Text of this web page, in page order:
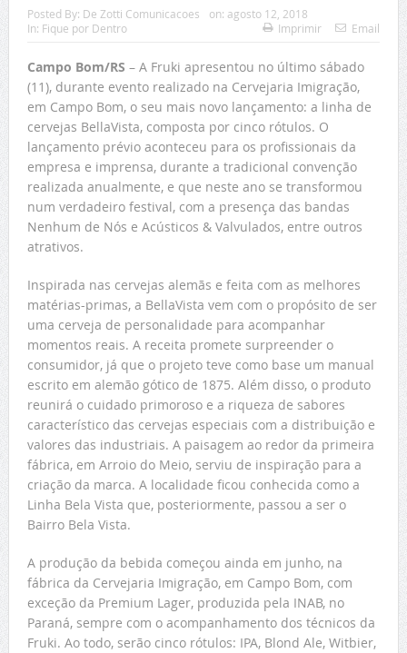
Posted By: De Zotti Comunicacoes on: agosto 12, 2018
In: Fique por Dentro Imprimir Email
Campo Bom/RS – A Fruki apresentou no último sábado
(11), durante evento realizado na Cervejaria Imigração,
em Campo Bom, o seu mais novo lançamento: a linha de
cervejas BellaVista, composta por cinco rótulos. O
lançamento prévio aconteceu para os profissionais da
empresa e imprensa, durante a tradicional convenção
realizada anualmente, e que neste ano se transformou
num verdadeiro festival, com a presença das bandas
Nenhum de Nós e Acústicos & Valvulados, entre outros
atrativos.
Inspirada nas cervejas alemãs e feita com as melhores
matérias-primas, a BellaVista vem com o propósito de ser
uma cerveja de personalidade para acompanhar
momentos reais. A receita promete surpreender o
consumidor, já que o projeto teve como base um manual
escrito em alemão gótico de 1875. Além disso, o produto
reunirá o cuidado primoroso e a riqueza de sabores
característico das cervejas especiais com a distribuição e
valores das industriais. A paisagem ao redor da primeira
fábrica, em Arroio do Meio, serviu de inspiração para a
criação da marca. A localidade ficou conhecida como a
Linha Bela Vista que, posteriormente, passou a ser o
Bairro Bela Vista.
A produção da bebida começou ainda em junho, na
fábrica da Cervejaria Imigração, em Campo Bom, com
exceção da Premium Lager, produzida pela INAB, no
Paraná, sempre com o acompanhamento dos técnicos da
Fruki. Ao todo, serão cinco rótulos: IPA, Blond Ale, Witbier,